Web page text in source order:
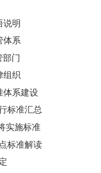
说明
体系
部门
组织
体系建设
标准汇总
实施标准
标准解读